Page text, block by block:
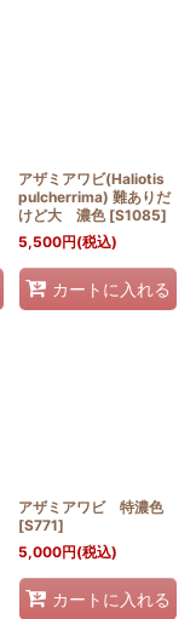
アザミアワビ(Haliotis
pulcherrima) 難ありだ
けど大 濃色 [S1085]
5,500円(税込)
カートに入れる
アザミアワビ 特濃色
[S771]
5,000円(税込)
カートに入れる